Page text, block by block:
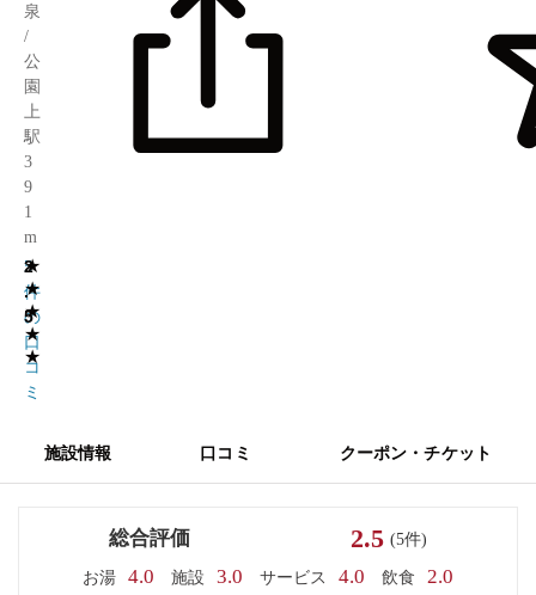
泉
/
公
園
上
駅
3
9
1
m
★
★
★
★
★
2
.
5
5
件
の
口
コ
ミ
施設情報 口コミ クーポン・チケット
総合評価 2.5 (5件)
お湯 4.0 施設 3.0 サービス 4.0 飲食 2.0